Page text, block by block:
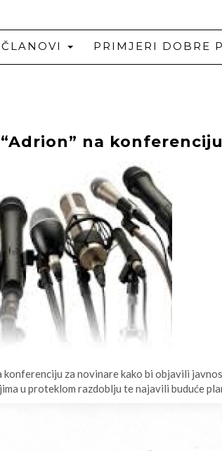
ČLANOVI PRIMJERI DOBRE
“Adrion” na
konferenciju za novinare kako bi objavili
u proteklom razdoblju te najavili buduće